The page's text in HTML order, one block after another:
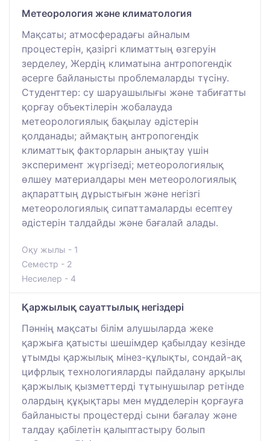
Метеорология және климатология
Мақсаты; атмосферадағы айналым
процестерін, қазіргі климаттың өзгеруін
зерделеу, Жердің климатына антропогендік
әсерге байланысты проблемаларды түсіну.
Студенттер: су шаруашылығы және табиғатты
қорғау объектілерін жобалауда
метеорологиялық бақылау әдістерін
қолданады; аймақтың антропогендік
климаттық факторларын анықтау үшін
эксперимент жүргізеді; метеорологиялық
өлшеу материалдары мен метеорологиялық
ақпараттың дұрыстығын және негізгі
метеорологиялық сипаттамаларды есептеу
әдістерін талдайды және бағалай алады.
Оқу жылы - 1
Семестр - 2
Несиелер - 4
Қаржылық сауаттылық негіздері
Пәннің мақсаты білім алушыларда жеке
қаржыға қатысты шешімдер қабылдау кезінде
ұтымды қаржылық мінез-құлықты, сондай-ақ
цифрлық технологияларды пайдалану арқылы
қаржылық қызметтерді тұтынушылар ретінде
олардың құқықтары мен мүдделерін қорғауға
байланысты процестерді сыни бағалау және
талдау қабілетін қалыптастыру болып